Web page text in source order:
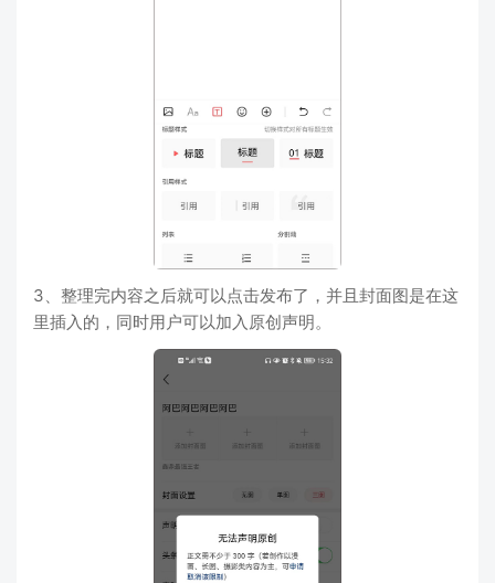
3、整理完内容之后就可以点击发布了，并且封面图是在这
里插入的，同时用户可以加入原创声明。